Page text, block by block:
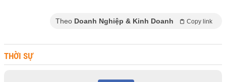
Theo Doanh Nghiệp & Kinh Doanh Copy link
THỜI SỰ